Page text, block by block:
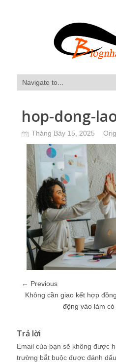
hop-dong-
Tháng Bảy 15, 2025
← Previous
Không cần giao kết hợp
động vào làm
Trả lời
Email của bạn sẽ không được
trường bắt buộc được đánh dấu